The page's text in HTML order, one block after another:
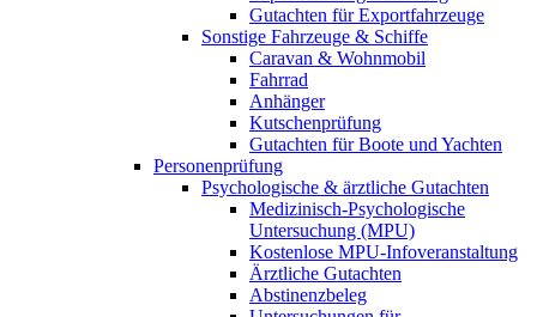
Gutachten für Exportfahrzeuge
Sonstige Fahrzeuge & Schiffe
Caravan & Wohnmobil
Fahrrad
Anhänger
Kutschenprüfung
Gutachten für Boote und Yachten
Personenprüfung
Psychologische & ärztliche Gutachten
Medizinisch-Psychologische
Untersuchung (MPU)
Kostenlose MPU-Infoveranstaltung
Ärztliche Gutachten
Abstinenzbeleg